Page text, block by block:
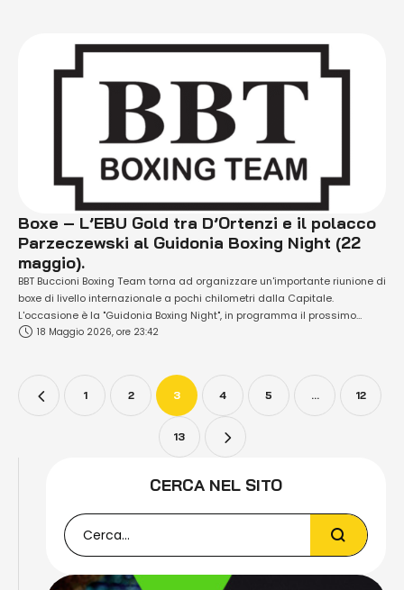
Boxe – L’EBU Gold tra D’Ortenzi e il polacco
Parzeczewski al Guidonia Boxing Night (22
maggio).
BBT Buccioni Boxing Team torna ad organizzare un'importante riunione di
boxe di livello internazionale a pochi chilometri dalla Capitale.
L'occasione è la "Guidonia Boxing Night", in programma il prossimo
venerdì 22 maggio 2026 alle ore 20 al Palazzetto dello Sport della
18 Maggio 2026, ore 23:42
1 2 3 4 5 … 12
13
CERCA NEL SITO